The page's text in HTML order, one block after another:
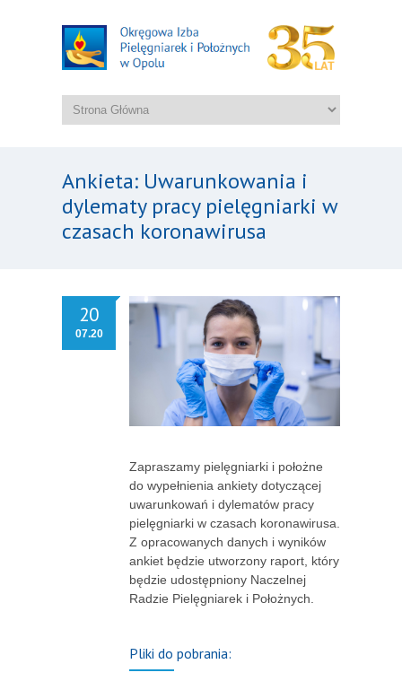
Ankieta: Uwarunkowania i
dylematy pracy pielęgniarki w
czasach koronawirusa
20
07.20
Zapraszamy pielęgniarki i położne
do wypełnienia ankiety dotyczącej
uwarunkowań i dylematów pracy
pielęgniarki w czasach koronawirusa.
Z opracowanych danych i wyników
ankiet będzie utworzony raport, który
będzie udostępniony Naczelnej
Radzie Pielęgniarek i Położnych.
Pliki do pobrania: